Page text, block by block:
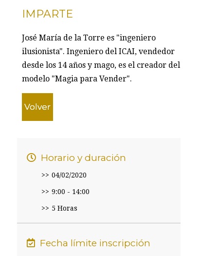
IMPARTE
José María de la Torre es "ingeniero
ilusionista". Ingeniero del ICAI, vendedor
desde los 14 años y mago, es el creador del
modelo "Magia para Vender".
Volver
Horario y duración
04/02/2020
9:00 - 14:00
5 Horas
Fecha límite inscripción